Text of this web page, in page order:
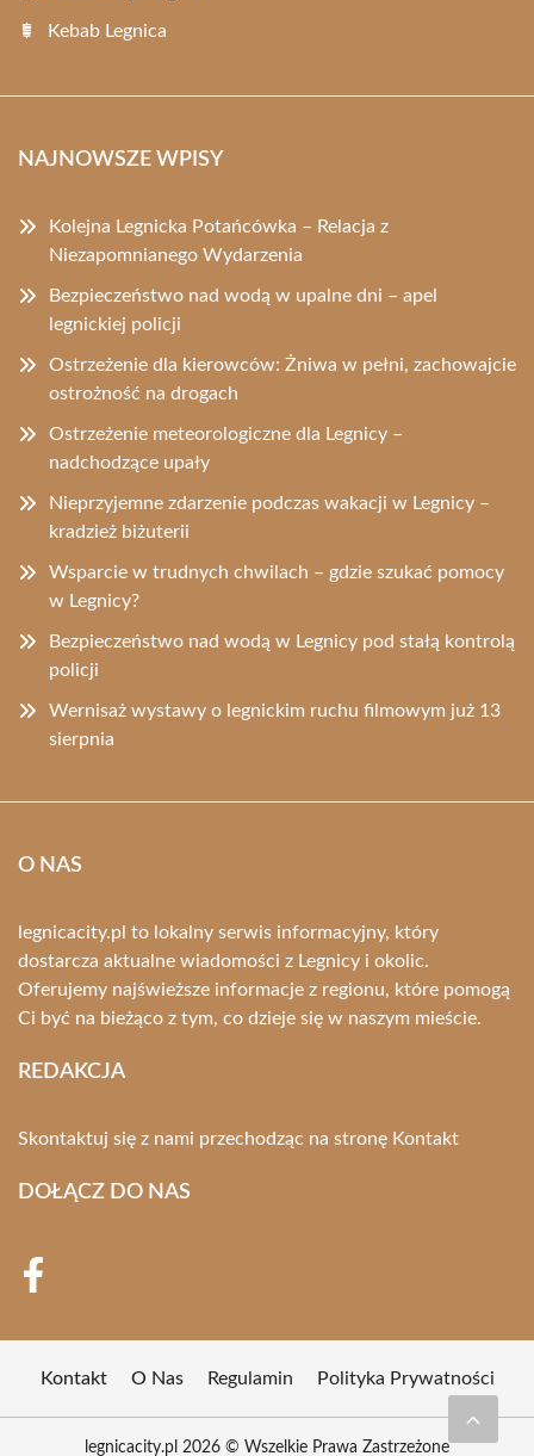
Kebab Legnica
NAJNOWSZE WPISY
Kolejna Legnicka Potańcówka – Relacja z
Niezapomnianego Wydarzenia
Bezpieczeństwo nad wodą w upalne dni – apel
legnickiej policji
Ostrzeżenie dla kierowców: Żniwa w pełni, zachowajcie
ostrożność na drogach
Ostrzeżenie meteorologiczne dla Legnicy –
nadchodzące upały
Nieprzyjemne zdarzenie podczas wakacji w Legnicy –
kradzież biżuterii
Wsparcie w trudnych chwilach – gdzie szukać pomocy
w Legnicy?
Bezpieczeństwo nad wodą w Legnicy pod stałą kontrolą
policji
Wernisaż wystawy o legnickim ruchu filmowym już 13
sierpnia
O NAS
legnicacity.pl to lokalny serwis informacyjny, który
dostarcza aktualne wiadomości z Legnicy i okolic.
Oferujemy najświeższe informacje z regionu, które pomogą
Ci być na bieżąco z tym, co dzieje się w naszym mieście.
REDAKCJA
Skontaktuj się z nami przechodząc na stronę Kontakt
DOŁĄCZ DO NAS
Kontakt O Nas Regulamin Polityka Prywatności
legnicacity.pl 2026 © Wszelkie Prawa Zastrzeżone